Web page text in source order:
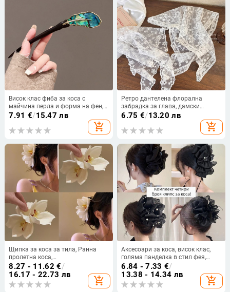
Висок клас фиба за коса с
майчина перла и форма на фен,
дървена фиба от черно
китайски стил, естествена
7.91 €/15.47 лв
add_shopping_cart
Ретро дантелена флорална
забрадка за глава, дамски
триъгълен шал, копринен шал,
лента за коса, вратовръзка за
коса, шапка с пръсти, сладка,
6.75 €/13.20 лв
add_shopping_cart
Щипка за коса за тила, Ранна
пролетна коса,
Ултрареалистична щипка с
феерична текстура, Щипка с
акула нокът, Щипка с орхидея за
прическа
8.27 - 11.62 €/
16.17 - 22.73 лв
add_shopping_cart
Аксесоари за коса, висок клас,
голяма панделка в стил фея,
задна част на главата, висок
клас, голяма щипка за хващане,
щипка за акула за жени
6.84 - 7.33 €/
13.38 - 14.34 лв
add_shopping_cart